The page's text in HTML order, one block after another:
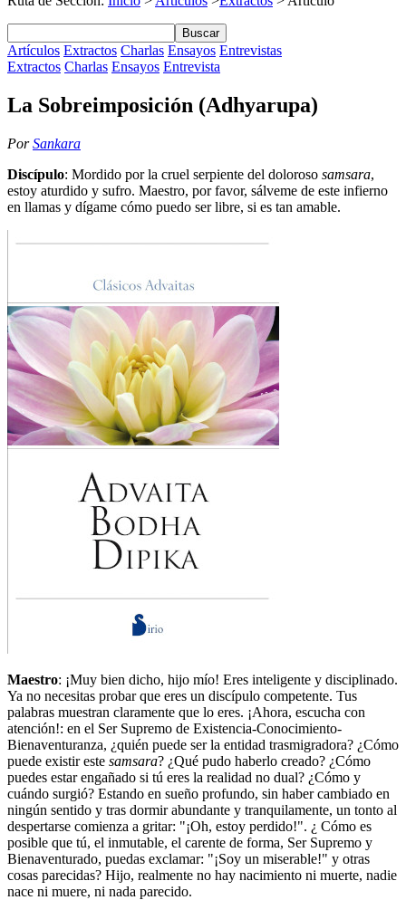
Buscar
Artículos Extractos Charlas Ensayos Entrevistas
Extractos Charlas Ensayos Entrevista
La Sobreimposición (Adhyarupa)
PorSankara
Discípulo: Mordido por la cruel serpiente del doloroso samsara,
estoy aturdido y sufro. Maestro, por favor, sálveme de este infierno
en llamas y dígame cómo puedo ser libre, si es tan amable.
Maestro: ¡Muy bien dicho, hijo mío! Eres inteligente y disciplinado.
Ya no necesitas probar que eres un discípulo competente. Tus
palabras muestran claramente que lo eres. ¡Ahora, escucha con
atención!: en el Ser Supremo de Existencia-Conocimiento-
Bienaventuranza, ¿quién puede ser la entidad trasmigradora? ¿Cómo
puede existir este samsara? ¿Qué pudo haberlo creado? ¿Cómo
puedes estar engañado si tú eres la realidad no dual? ¿Cómo y
cuándo surgió? Estando en sueño profundo, sin haber cambiado en
ningún sentido y tras dormir abundante y tranquilamente, un tonto al
despertarse comienza a gritar: "¡Oh, estoy perdido!". ¿ Cómo es
posible que tú, el inmutable, el carente de forma, Ser Supremo y
Bienaventurado, puedas exclamar: "¡Soy un miserable!" y otras
cosas parecidas? Hijo, realmente no hay nacimiento ni muerte, nadie
nace ni muere, ni nada parecido.